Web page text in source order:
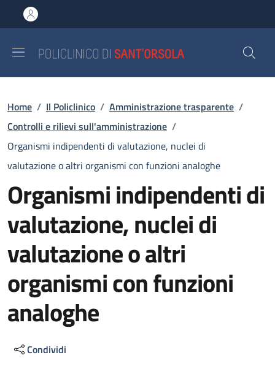
al contenuto principale
to footer content
Briciole di pane
Home / Il Policlinico / Amministrazione trasparente /
Controlli e rilievi sull'amministrazione /
Organismi indipendenti di valutazione, nuclei di
valutazione o altri organismi con funzioni analoghe
Organismi indipendenti di
valutazione, nuclei di
valutazione o altri
organismi con funzioni
analoghe
Condividi